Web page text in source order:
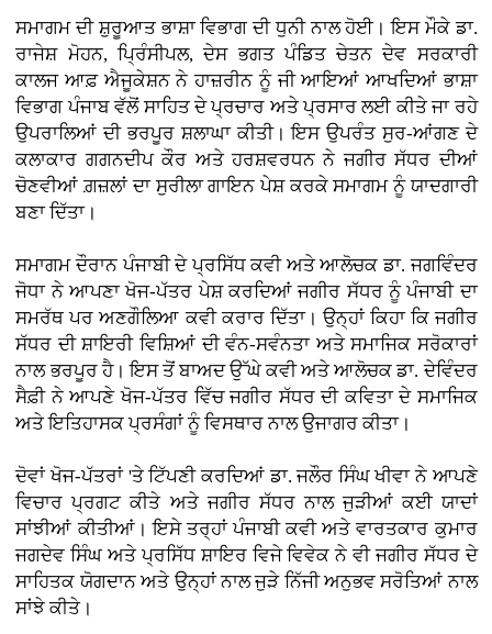
ਸਮਾਗਮ ਦੀ ਸ਼ੁਰੂਆਤ ਭਾਸ਼ਾ ਵਿਭਾਗ ਦੀ ਧੁਨੀ ਨਾਲ ਹੋਈ। ਇਸ ਮੌਕੇ ਡਾ.
ਰਾਜੇਸ਼ ਮੋਹਨ, ਪ੍ਰਿੰਸੀਪਲ, ਦੇਸ ਭਗਤ ਪੰਡਿਤ ਚੇਤਨ ਦੇਵ ਸਰਕਾਰੀ
ਕਾਲਜ ਆਫ਼ ਐਜੂਕੇਸ਼ਨ ਨੇ ਹਾਜ਼ਰੀਨ ਨੂੰ ਜੀ ਆਇਆਂ ਆਖਦਿਆਂ ਭਾਸ਼ਾ
ਵਿਭਾਗ ਪੰਜਾਬ ਵੱਲੋਂ ਸਾਹਿਤ ਦੇ ਪ੍ਰਚਾਰ ਅਤੇ ਪ੍ਰਸਾਰ ਲਈ ਕੀਤੇ ਜਾ ਰਹੇ
ਉਪਰਾਲਿਆਂ ਦੀ ਭਰਪੂਰ ਸ਼ਲਾਘਾ ਕੀਤੀ। ਇਸ ਉਪਰੰਤ ਸੁਰ-ਆਂਗਣ ਦੇ
ਕਲਾਕਾਰ ਗਗਨਦੀਪ ਕੌਰ ਅਤੇ ਹਰਸ਼ਵਰਧਨ ਨੇ ਜਗੀਰ ਸੱਧਰ ਦੀਆਂ
ਚੋਣਵੀਆਂ ਗ਼ਜ਼ਲਾਂ ਦਾ ਸੁਰੀਲਾ ਗਾਇਨ ਪੇਸ਼ ਕਰਕੇ ਸਮਾਗਮ ਨੂੰ ਯਾਦਗਾਰੀ
ਬਣਾ ਦਿੱਤਾ।
ਸਮਾਗਮ ਦੌਰਾਨ ਪੰਜਾਬੀ ਦੇ ਪ੍ਰਸਿੱਧ ਕਵੀ ਅਤੇ ਆਲੋਚਕ ਡਾ. ਜਗਵਿੰਦਰ
ਜੋਧਾ ਨੇ ਆਪਣਾ ਖੋਜ-ਪੱਤਰ ਪੇਸ਼ ਕਰਦਿਆਂ ਜਗੀਰ ਸੱਧਰ ਨੂੰ ਪੰਜਾਬੀ ਦਾ
ਸਮਰੱਥ ਪਰ ਅਣਗੌਲਿਆ ਕਵੀ ਕਰਾਰ ਦਿੱਤਾ। ਉਨ੍ਹਾਂ ਕਿਹਾ ਕਿ ਜਗੀਰ
ਸੱਧਰ ਦੀ ਸ਼ਾਇਰੀ ਵਿਸ਼ਿਆਂ ਦੀ ਵੰਨ-ਸਵੰਨਤਾ ਅਤੇ ਸਮਾਜਿਕ ਸਰੋਕਾਰਾਂ
ਨਾਲ ਭਰਪੂਰ ਹੈ। ਇਸ ਤੋਂ ਬਾਅਦ ਉੱਘੇ ਕਵੀ ਅਤੇ ਆਲੋਚਕ ਡਾ. ਦੇਵਿੰਦਰ
ਸੈਫ਼ੀ ਨੇ ਆਪਣੇ ਖੋਜ-ਪੱਤਰ ਵਿੱਚ ਜਗੀਰ ਸੱਧਰ ਦੀ ਕਵਿਤਾ ਦੇ ਸਮਾਜਿਕ
ਅਤੇ ਇਤਿਹਾਸਕ ਪ੍ਰਸੰਗਾਂ ਨੂੰ ਵਿਸਥਾਰ ਨਾਲ ਉਜਾਗਰ ਕੀਤਾ।
ਦੋਵਾਂ ਖੋਜ-ਪੱਤਰਾਂ 'ਤੇ ਟਿੱਪਣੀ ਕਰਦਿਆਂ ਡਾ. ਜਲੌਰ ਸਿੰਘ ਖੀਵਾ ਨੇ ਆਪਣੇ
ਵਿਚਾਰ ਪ੍ਰਗਟ ਕੀਤੇ ਅਤੇ ਜਗੀਰ ਸੱਧਰ ਨਾਲ ਜੁੜੀਆਂ ਕਈ ਯਾਦਾਂ
ਸਾਂਝੀਆਂ ਕੀਤੀਆਂ। ਇਸੇ ਤਰ੍ਹਾਂ ਪੰਜਾਬੀ ਕਵੀ ਅਤੇ ਵਾਰਤਕਾਰ ਕੁਮਾਰ
ਜਗਦੇਵ ਸਿੰਘ ਅਤੇ ਪ੍ਰਸਿੱਧ ਸ਼ਾਇਰ ਵਿਜੇ ਵਿਵੇਕ ਨੇ ਵੀ ਜਗੀਰ ਸੱਧਰ ਦੇ
ਸਾਹਿਤਕ ਯੋਗਦਾਨ ਅਤੇ ਉਨ੍ਹਾਂ ਨਾਲ ਜੁੜੇ ਨਿੱਜੀ ਅਨੁਭਵ ਸਰੋਤਿਆਂ ਨਾਲ
ਸਾਂਝੇ ਕੀਤੇ।